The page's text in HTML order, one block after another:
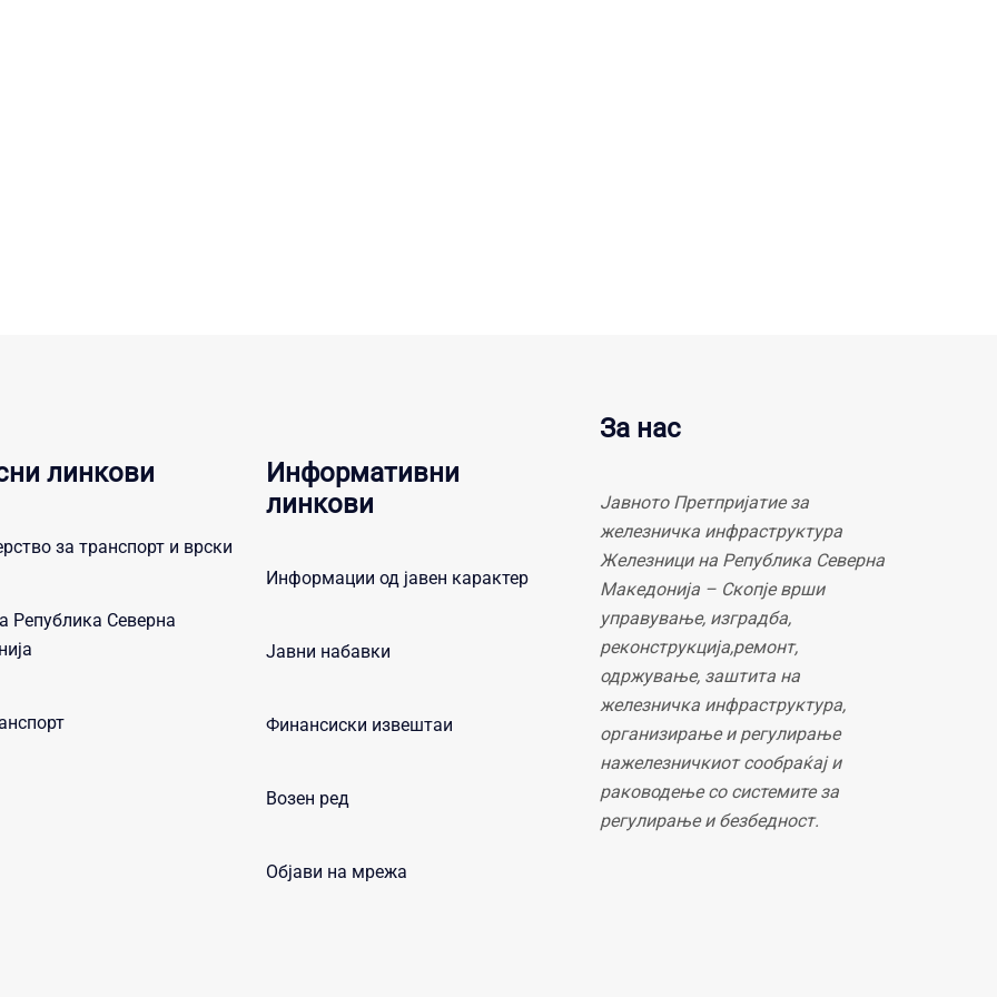
линкови
за транспорт и врски
Република Северна
Информативни
линкови
Информации од јавен карактер
Јавни набавки
Финансиски извештаи
Возен ред
Објави на мрежа
За нас
Јавното Претпријатие за
железничка инфраструктура
Железници на Република Северна
Македонија – Скопје врши
управување, изградба,
реконструкција,ремонт,
одржување, заштита на
железничка инфраструктура,
организирање и регулирање
нажелезничкиот сообраќај и
раководење со системите за
регулирање и безбедност.